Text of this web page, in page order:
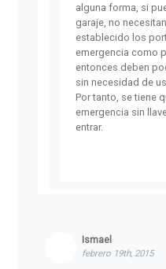
alguna forma, si
garaje, no
establecido los
emergencia como
entonces deben
sin necesidad de
Por tanto, se tiene
emergencia sin
entrar.
Ismael
febrero 19th, 2015